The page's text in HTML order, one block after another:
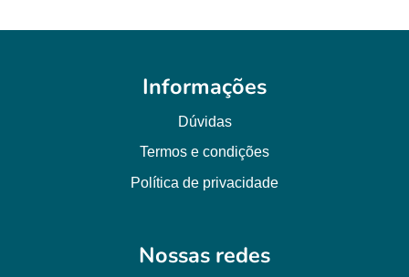
Informações
Dúvidas
Termos e condições
Política de privacidade
Nossas redes